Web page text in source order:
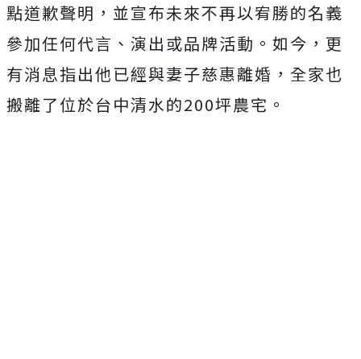
點道歉聲明，並宣布未來不再以宥勝的名義
參加任何代言、演出或品牌活動。如今，更
有消息指出他已經與妻子慈惠離婚，全家也
搬離了位於台中清水的200坪農宅。